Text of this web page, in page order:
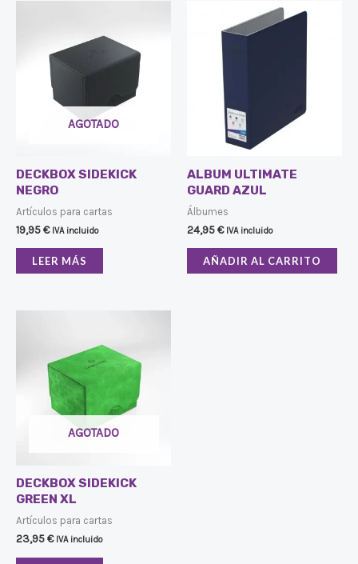
AGOTADO
DECKBOX SIDEKICK
NEGRO
Artículos para cartas
19,95€ IVA incluido
LEER MÁS
ALBUM ULTIMATE
GUARD AZUL
Álbumes
24,95€ IVA incluido
AÑADIR AL CARRITO
AGOTADO
DECKBOX SIDEKICK
GREEN XL
Artículos para cartas
23,95€ IVA incluido